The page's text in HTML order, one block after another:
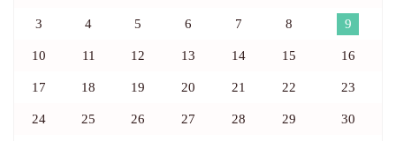
3 4 5 6 7 8 9
10 11 12 13 14 15 16
17 18 19 20 21 22 23
24 25 26 27 28 29 30